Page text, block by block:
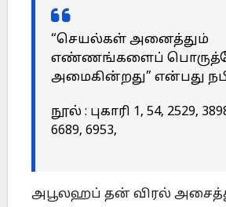
“செயல்கள் அனைத்தும்
எண்ணங்களைப்
அமைகின்றது” என்பது
நூல் : புகாரி 1, 54, 2529,
6689, 6953,
அபூலஹப் தன் விரல்